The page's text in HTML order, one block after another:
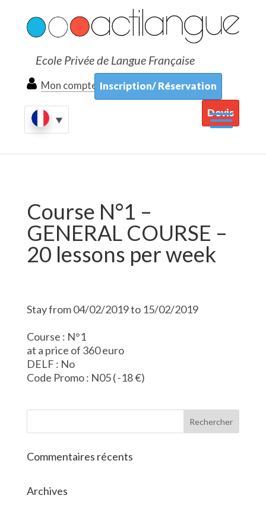
Ecole Privée de Langue Française
Mon compte Inscription/ Réservation
Devis
Course N°1 –
GENERAL COURSE –
20 lessons per week
Stay from 04/02/2019 to 15/02/2019
Course : N°1
at a price of 360 euro
DELF : No
Code Promo : N05 ( -18 €)
Commentaires récents
Archives